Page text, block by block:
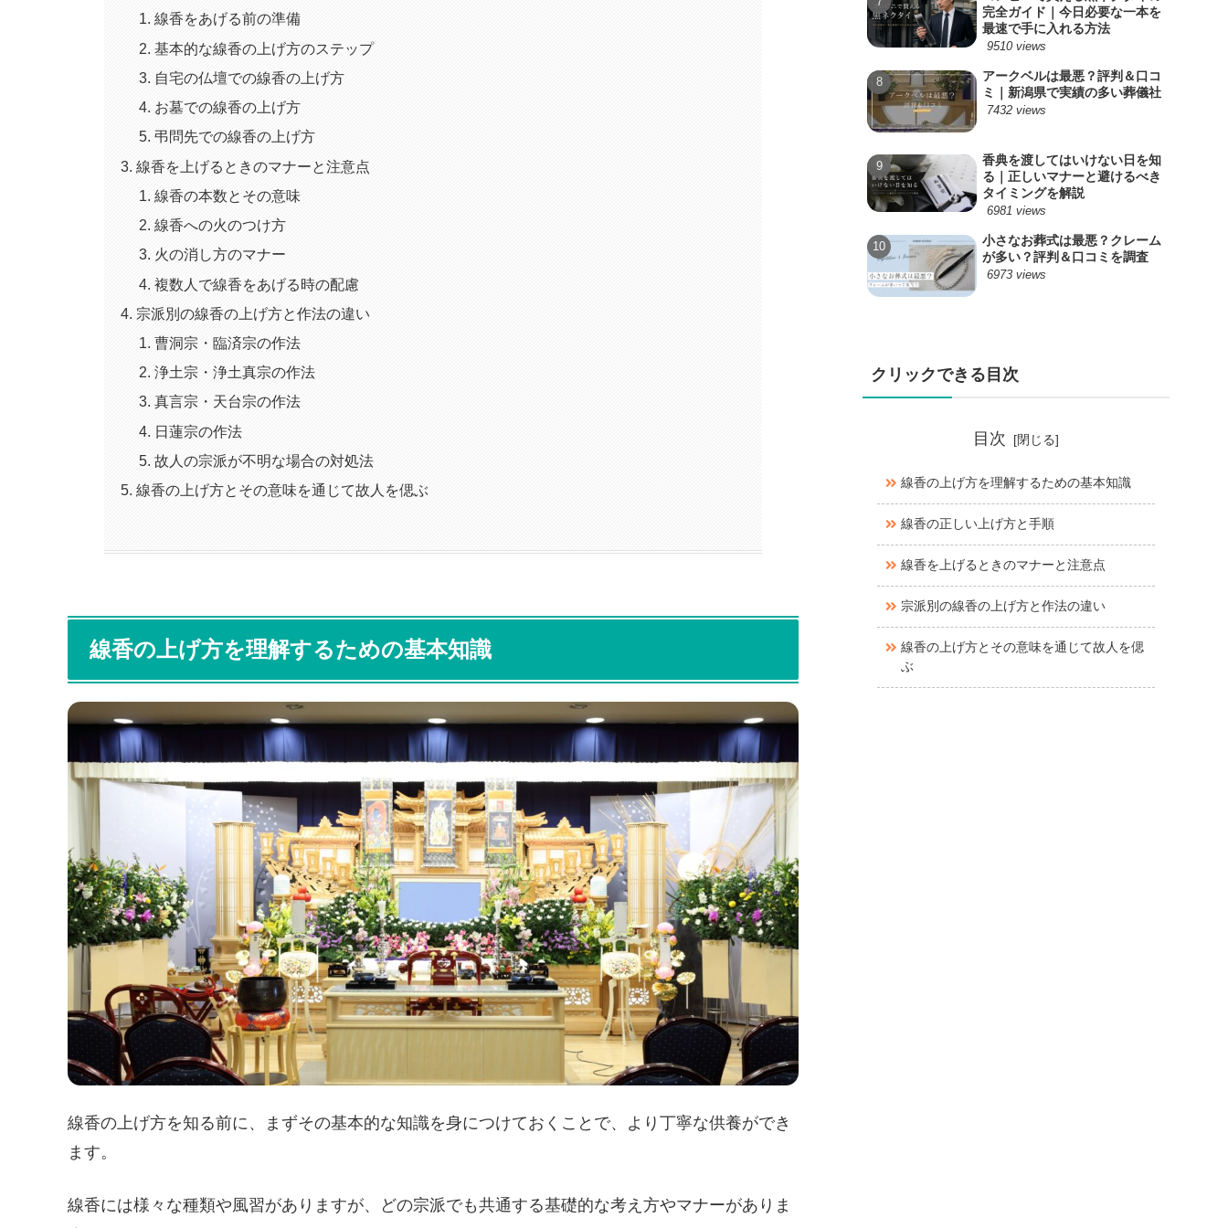
線香をあげる前の準備
基本的な線香の上げ方のステップ
自宅の仏壇での線香の上げ方
お墓での線香の上げ方
弔問先での線香の上げ方
線香を上げるときのマナーと注意点
線香の本数とその意味
線香への火のつけ方
火の消し方のマナー
複数人で線香をあげる時の配慮
宗派別の線香の上げ方と作法の違い
曹洞宗・臨済宗の作法
浄土宗・浄土真宗の作法
真言宗・天台宗の作法
日蓮宗の作法
故人の宗派が不明な場合の対処法
線香の上げ方とその意味を通じて故人を偲ぶ
線香の上げ方を理解するための基本知識
線香の上げ方を知る前に、まずその基本的な知識を身につけておくことで、より丁寧な供養ができ
ます。
線香には様々な種類や風習がありますが、どの宗派でも共通する基礎的な考え方やマナーがありま
完全ガイド｜今日必要な一本を
最速で手に入れる方法
9510 views
アークベルは最悪？評判＆口コ
ミ｜新潟県で実績の多い葬儀社
7432 views
香典を渡してはいけない日を知
る｜正しいマナーと避けるべき
タイミングを解説
6981 views
小さなお葬式は最悪？クレーム
が多い？評判＆口コミを調査
6973 views
クリックできる目次
目次
線香の上げ方を理解するための基本知識
線香の正しい上げ方と手順
線香を上げるときのマナーと注意点
宗派別の線香の上げ方と作法の違い
線香の上げ方とその意味を通じて故人を偲
ぶ